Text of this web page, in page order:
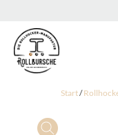
Start/